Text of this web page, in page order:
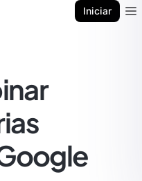
Iniciar